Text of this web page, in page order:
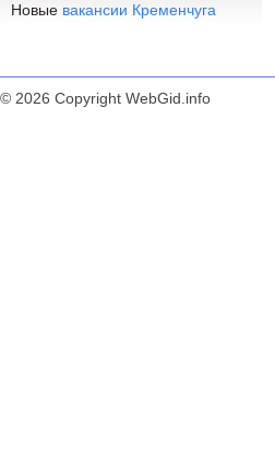
Новые вакансии Кременчуга
© 2026 Copyright WebGid.info